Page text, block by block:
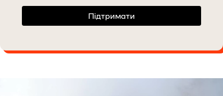
Підтримати